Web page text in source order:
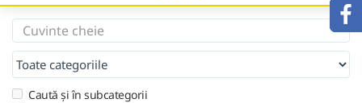
Caută și în subcategorii